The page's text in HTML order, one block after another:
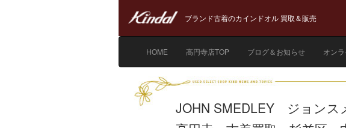
ブランド古着のカインドオル 買取＆販売
HOME 高円寺店TOP ブログ＆お知らせ オン
JOHN SMEDLEY ジョン